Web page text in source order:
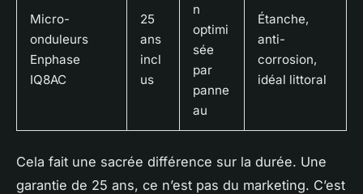
Micro-
onduleurs
Enphase
IQ8AC
25
ans
incl
us
n
optimi
sée
par
panne
au
Étanche,
anti-
corrosion,
idéal littoral
Cela fait une sacrée différence sur la durée. Une
garantie de 25 ans, ce n’est pas du marketing. C’est